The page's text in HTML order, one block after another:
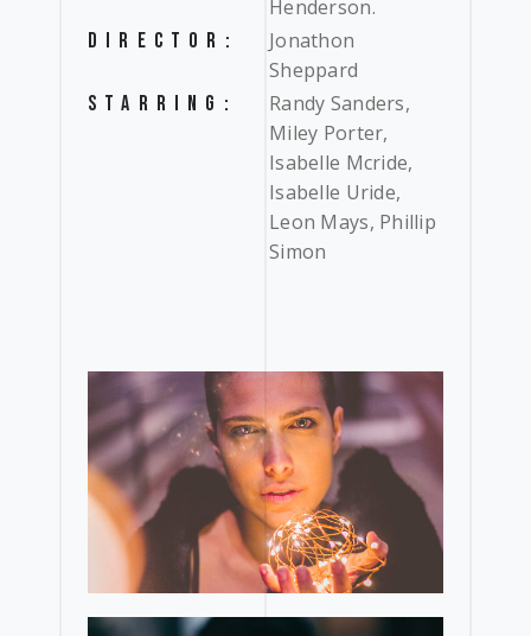
Henderson.
DIRECTOR:
Jonathon
Sheppard
STARRING:
Randy Sanders,
Miley Porter,
Isabelle Mcride,
Isabelle Uride,
Leon Mays, Phillip
Simon